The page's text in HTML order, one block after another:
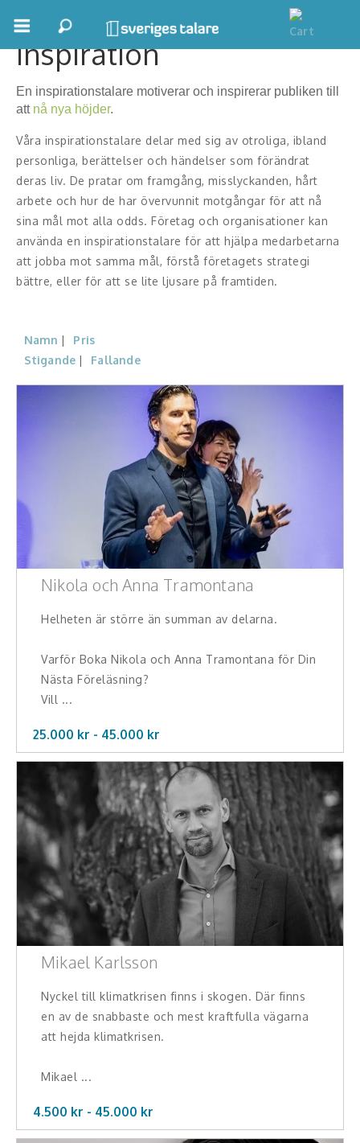
Boka ett möte
Samhällsnytta
Inspiration
Inspirerande Föreläsare
Personlig utveckling, målsättning
Life Stories & Trivsel
Keynote
Moderator
Workshopledare, facilitator
Radio och TV-profiler
Underhållning och event
Humoristiska föredrag
Ljus och belysning
Konst
Musiker
Something a Little Different
Underhållning
Affärsnytta
Kända personer
Företagsledare
Idrottare och äventyrare
Alla talare
Inspiration
En inspirationstalare motiverar och inspirerar publiken till
att nå nya höjder.
Våra inspirationstalare delar med sig av otroliga, ibland
personliga, berättelser och händelser som förändrat
deras liv. De pratar om framgång, misslyckanden, hårt
arbete och hur de har övervunnit motgångar för att nå
sina mål mot alla odds. Företag och organisationer kan
använda en inspirationstalare för att hjälpa medarbetarna
att jobba mot samma mål, förstå företagets strategi
bättre, eller för att se lite ljusare på framtiden.
Namn
Pris
Stigande
Fallande
Nikola och Anna Tramontana
Helheten är större än summan av delarna.
Varför Boka Nikola och Anna Tramontana för Din
Nästa Föreläsning?
Vill ...
25.000 kr - 45.000 kr
Mikael Karlsson
Nyckel till klimatkrisen finns i skogen. Där finns
en av de snabbaste och mest kraftfulla vägarna
att hejda klimatkrisen.
Mikael ...
4.500 kr - 45.000 kr